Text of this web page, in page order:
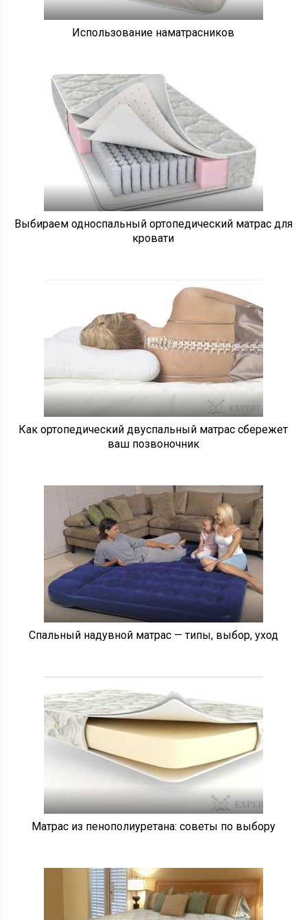
Использование наматрасников
Выбираем односпальный ортопедический матрас для
кровати
Как ортопедический двуспальный матрас сбережет
ваш позвоночник
Спальный надувной матрас — типы, выбор, уход
Матрас из пенополиуретана: советы по выбору